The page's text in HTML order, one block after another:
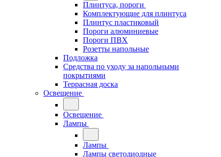
Плинтуса, пороги
Комплектующие для плинтуса
Плинтус пластиковый
Пороги алюминиевые
Пороги ПВХ
Розетты напольные
Подложка
Средства по уходу за напольными
покрытиями
Террасная доска
Освещение
Освещение
Лампы
Лампы
Лампы светодиодные